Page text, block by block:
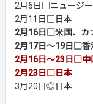
2月6日□ニュージ
2月11日□日本
2月16日□米国、カ
2月17日～19日□香
2月16日～23日□中
2月23日□日本
3月20日◎日本